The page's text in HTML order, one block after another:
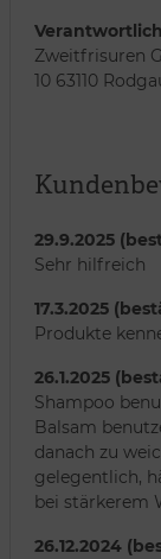
Zweitfrisuren
10 63110
29.9.2025
Sehr hilfreich
17.3.2025
Produkte
26.1.2025
Shampoo
Balsam
danach zu
gelegentlich,
bei stärkerem
26.12.2024